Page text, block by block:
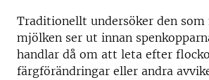
Traditionellt undersöker den
mjölken ser ut innan
handlar då om att leta efter
färgförändringar eller andra